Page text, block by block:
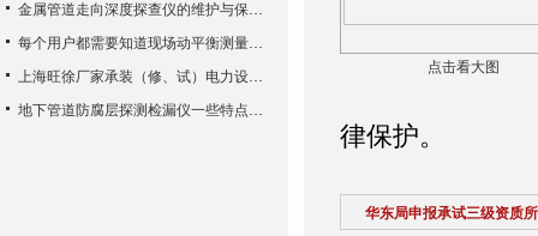
点击看大图
律保护。
华东局申报承试三级资质
金属管道走向深度探查仪的维护与保养指南
每个用户都需要知道现场动平衡测量仪的一些知识
上海旺徐厂家承装（修、试）电力设施许可证管理办法
地下管道防腐层探测检漏仪一些特点介绍以及组成结构